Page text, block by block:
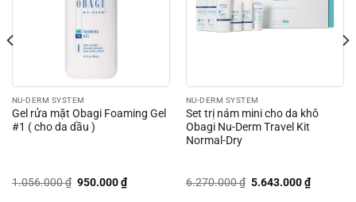
NU-DERM SYSTEM
Gel rửa mặt Obagi Foaming Gel
#1 ( cho da dầu )
1.056.000₫ Giá
950.000₫Giá
hiện
NU-DERM SYSTEM
Set trị nám mini cho da khô
Obagi Nu-Derm Travel Kit
Normal-Dry
6.270.000₫ Giá
5.643.000₫Giá
hiện